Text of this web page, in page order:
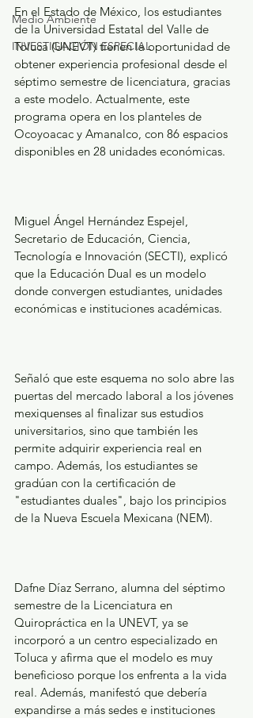
Medio Ambiente
INVESTIGACIÓN ESPECIAL
En el Estado de México, los estudiantes
de la Universidad Estatal del Valle de
Toluca (UNEVT) tienen la oportunidad de
obtener experiencia profesional desde el
séptimo semestre de licenciatura, gracias
a este modelo. Actualmente, este
programa opera en los planteles de
Ocoyoacac y Amanalco, con 86 espacios
disponibles en 28 unidades económicas.
Miguel Ángel Hernández Espejel,
Secretario de Educación, Ciencia,
Tecnología e Innovación (SECTI), explicó
que la Educación Dual es un modelo
donde convergen estudiantes, unidades
económicas e instituciones académicas.
Señaló que este esquema no solo abre las
puertas del mercado laboral a los jóvenes
mexiquenses al finalizar sus estudios
universitarios, sino que también les
permite adquirir experiencia real en
campo. Además, los estudiantes se
gradúan con la certificación de
"estudiantes duales", bajo los principios
de la Nueva Escuela Mexicana (NEM).
Dafne Díaz Serrano, alumna del séptimo
semestre de la Licenciatura en
Quiropráctica en la UNEVT, ya se
incorporó a un centro especializado en
Toluca y afirma que el modelo es muy
beneficioso porque los enfrenta a la vida
real. Además, manifestó que debería
expandirse a más sedes e instituciones